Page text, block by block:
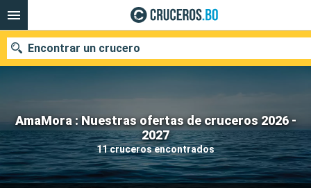
AmaMora : Nuestras ofertas de cruceros 2026 -
2027
11 cruceros encontrados
Encontrar un crucero
Nuestros destinos
Fecha de salida